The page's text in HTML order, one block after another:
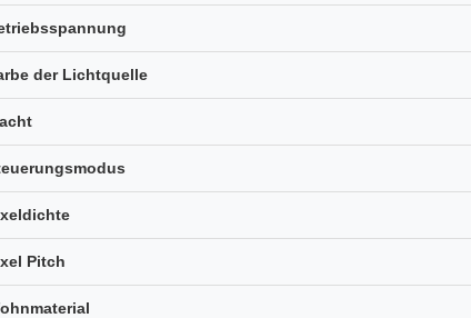
der Lichtquelle
Pitch